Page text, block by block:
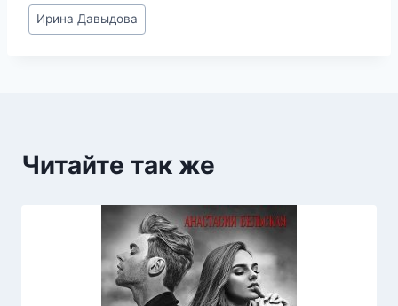
Метки
записи:
Ирина Давыдова
Читайте так же